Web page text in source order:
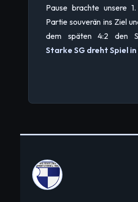
Pause brachte unsere
Partie souverän ins Ziel
dem späten 4:2 den
Starke SG dreht Spiel